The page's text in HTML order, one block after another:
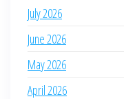
July 2026
June 2026
May 2026
April 2026